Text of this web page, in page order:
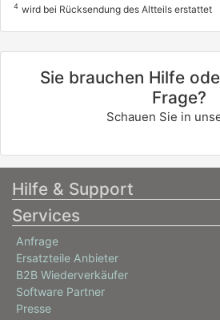
03/2018 - heute
2222BLS
MERCEDES-BENZ
A-CLASS (W177)
A 200 Mild-Hybrid
120 / 163
4 wird bei Rücksendung des Altteils erstattet
Sie brauchen Hilfe
Frage?
Schauen Sie in
Hilfe & Support
Services
Anfrage
Ersatzteile Anbieter
B2B Wiederverkäufer
Software Partner
Presse